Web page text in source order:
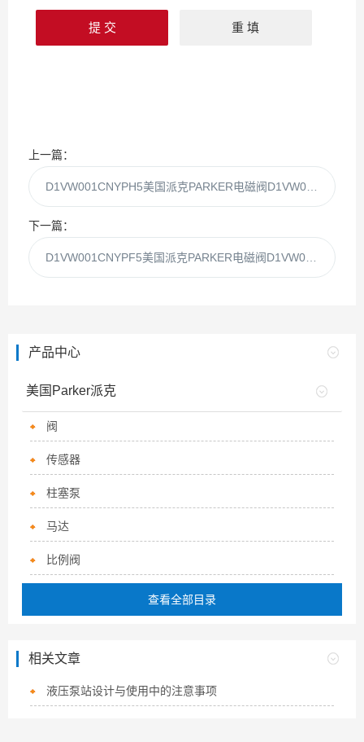
上一篇：
下一篇：
产品中心
美国Parker派克
阀
传感器
柱塞泵
马达
比例阀
查看全部目录
相关文章
液压泵站设计与使用中的注意事项